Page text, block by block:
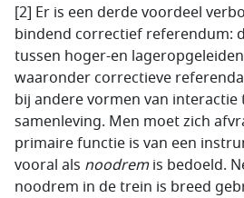
[2] Er is een derde voordeel
bindend correctief referendum:
tussen hoger-en
waaronder correctieve
bij andere vormen van interactie
samenleving. Men moet zich
primaire functie is van een
vooral als noodremis bedoeld.
noodrem in de trein is breed